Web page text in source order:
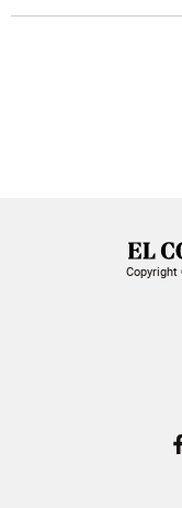
Copyright